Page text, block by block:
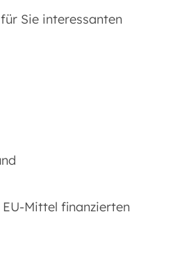
Sie interessanten
Mittel finanzierten